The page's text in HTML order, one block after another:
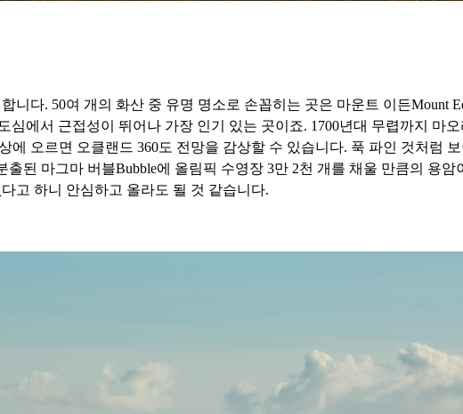
니다. 50여 개의 화산 중 유명 명소로 손꼽히는 곳은 마운트 이든Mount
심에서 근접성이 뛰어나 가장 인기 있는 곳이죠. 1700년대 무렵까지 마
에 오르면 오클랜드 360도 전망을 감상할 수 있습니다. 푹 파인 것처럼
출된 마그마 버블Bubble에 올림픽 수영장 3만 2천 개를 채울 만큼의 용
고 하니 안심하고 올라도 될 것 같습니다.